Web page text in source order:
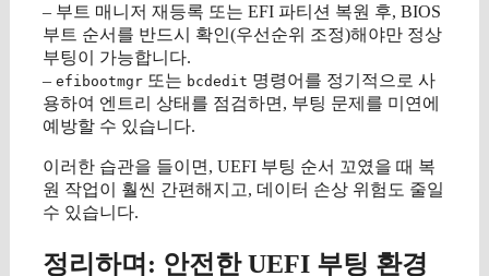
– 부트 매니저 재등록 또는 EFI 파티션 복원 후, BIOS
부트 순서를 반드시 확인(우선순위 조정)해야만 정상
부팅이 가능합니다.
– efibootmgr 또는 bcdedit 명령어를 정기적으로 사
용하여 엔트리 상태를 점검하면, 부팅 문제를 미연에
예방할 수 있습니다.
이러한 습관을 들이면, UEFI 부팅 순서 꼬였을 때 복
원 작업이 훨씬 간편해지고, 데이터 손상 위험도 줄일
수 있습니다.
정리하며: 안전한 UEFI 부팅 환경